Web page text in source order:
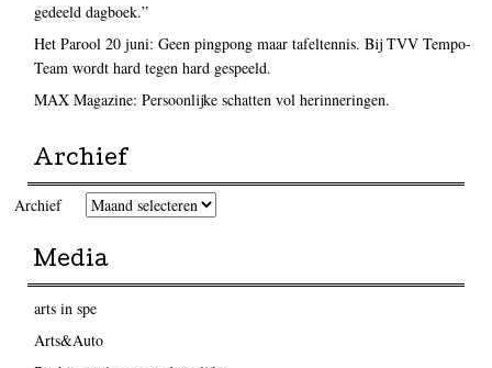
gedeeld dagboek.”
Het Parool 20 juni: Geen pingpong maar tafeltennis. Bij TVV Tempo-
Team wordt hard tegen hard gespeeld.
MAX Magazine: Persoonlijke schatten vol herinneringen.
Archief
Archief
Media
arts in spe
Arts&Auto